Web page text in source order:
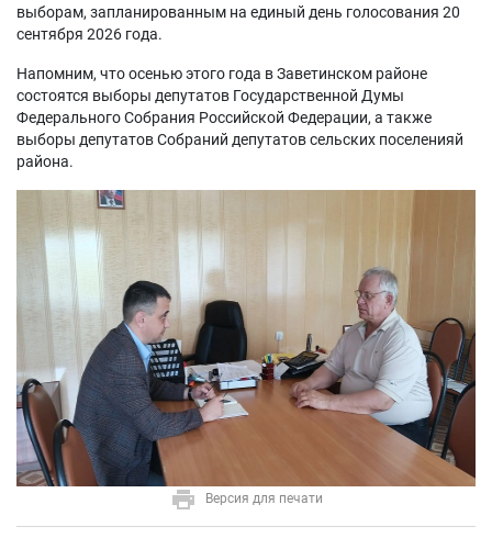
выборам, запланированным на единый день голосования 20
сентября 2026 года.
Напомним, что осенью этого года в Заветинском районе
состоятся выборы депутатов Государственной Думы
Федерального Собрания Российской Федерации, а также
выборы депутатов Собраний депутатов сельских поселенияй
района.
Версия для печати